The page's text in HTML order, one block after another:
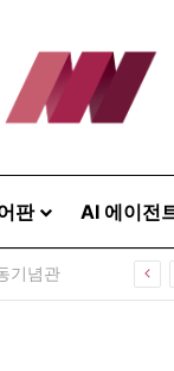
판 AI 에이전
기념관